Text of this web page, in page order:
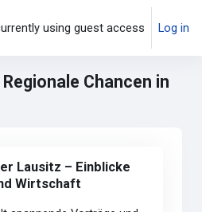
using guest access Log in
Regionale Chancen in
Lausitz – Einblicke
Wirtschaft